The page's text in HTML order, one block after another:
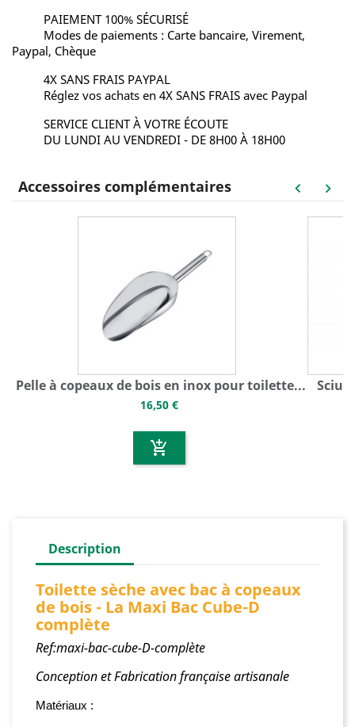
PAIEMENT 100% SÉCURISÉ
Modes de paiements : Carte bancaire, Virement,
Paypal, Chèque
4X SANS FRAIS PAYPAL
Réglez vos achats en 4X SANS FRAIS avec Paypal
SERVICE CLIENT À VOTRE ÉCOUTE
DU LUNDI AU VENDREDI - DE 8H00 À 18H00
Accessoires complémentaires keyboard_arrow_left keyboard_arrow_right
Pelle à copeaux de bois en inox pour toilette...
16,50 €
add_shopping_cart
Description
Toilette sèche avec bac à copeaux
de bois - La Maxi Bac Cube-D
complète
Ref:maxi-bac-cube-D-complète
Conception et Fabrication française artisanale
Matériaux :